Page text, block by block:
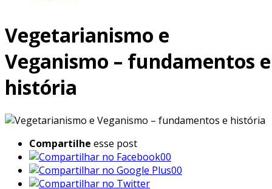
Vegetarianismo e
Veganismo – fundamentos e
história
Compartilhe esse post
00
00